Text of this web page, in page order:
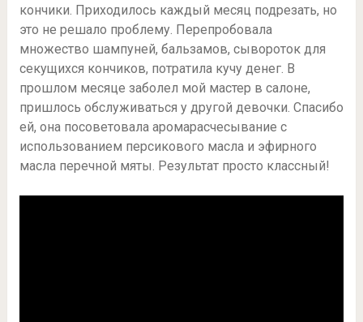
кончики. Приходилось каждый месяц подрезать, но
это не решало проблему. Перепробовала
множество шампуней, бальзамов, сывороток для
секущихся кончиков, потратила кучу денег. В
прошлом месяце заболел мой мастер в салоне,
пришлось обслуживаться у другой девочки. Спасибо
ей, она посоветовала аромарасчесывание с
использованием персикового масла и эфирного
масла перечной мяты. Результат просто классный!